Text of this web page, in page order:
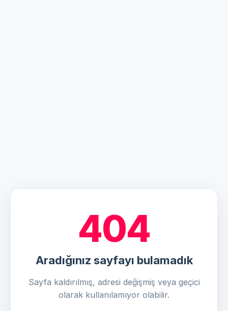
404
Aradığınız sayfayı bulamadık
Sayfa kaldırılmış, adresi değişmiş veya geçici
olarak kullanılamıyor olabilir.